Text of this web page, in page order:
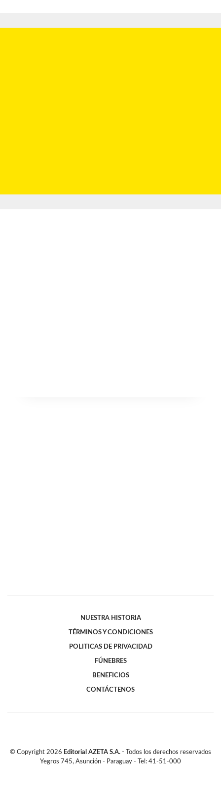
NUESTRA HISTORIA
TÉRMINOS Y CONDICIONES
POLITICAS DE PRIVACIDAD
FÚNEBRES
BENEFICIOS
CONTÁCTENOS
© Copyright 2026 Editorial AZETA S.A. - Todos los derechos reservados
Yegros 745, Asunción - Paraguay - Tel: 41-51-000